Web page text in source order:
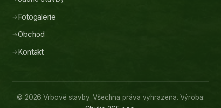
Fotogalerie
Obchod
Kontakt
© 2026 Vrbové stavby. Všechna práva vyhrazena. Výroba: